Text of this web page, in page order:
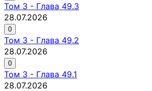
Том 3 - Глава 49.3
28.07.2026
0
Том 3 - Глава 49.2
28.07.2026
0
Том 3 - Глава 49.1
28.07.2026